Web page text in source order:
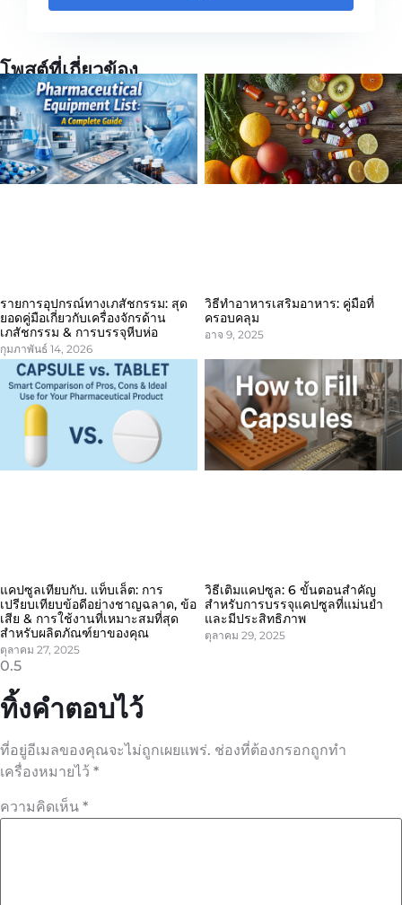
โพสต์ที่เกี่ยวข้อง
รายการอุปกรณ์ทางเภสัชกรรม: สุด
ยอดคู่มือเกี่ยวกับเครื่องจักรด้าน
เภสัชกรรม & การบรรจุหีบห่อ
กุมภาพันธ์ 14, 2026
วิธีทำอาหารเสริมอาหาร: คู่มือที่
ครอบคลุม
อาจ 9, 2025
แคปซูลเทียบกับ. แท็บเล็ต: การ
เปรียบเทียบข้อดีอย่างชาญฉลาด, ข้อ
เสีย & การใช้งานที่เหมาะสมที่สุด
สำหรับผลิตภัณฑ์ยาของคุณ
ตุลาคม 27, 2025
วิธีเติมแคปซูล: 6 ขั้นตอนสำคัญ
สำหรับการบรรจุแคปซูลที่แม่นยำ
และมีประสิทธิภาพ
ตุลาคม 29, 2025
ทิ้งคำตอบไว้
ที่อยู่อีเมลของคุณจะไม่ถูกเผยแพร่. ช่องที่ต้องกรอกถูกทำ
เครื่องหมายไว้ *
ความคิดเห็น *